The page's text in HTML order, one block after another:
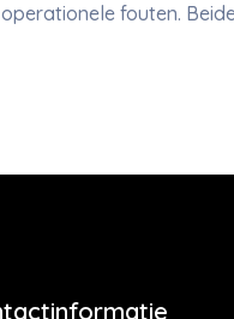
fouten.